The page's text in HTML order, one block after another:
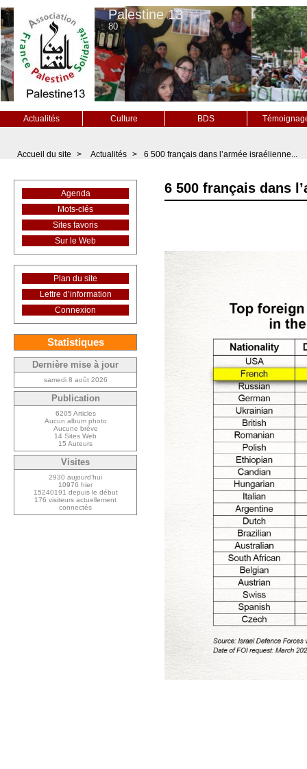
Palestine 13
80
Actualités Culture BDS
Accueil du site > Actualités > 6 500 français dans l’armée israélienne...
6 500 français dans
Agenda
Mots-clés
Sites favoris
Sur le Web
Plan du site
Lettre d’information
Connexion
Statistiques
Dernière mise à jour
samedi 8 août 2026
Publication
6205 Articles
Aucun album photo
Aucune brève
14 Sites Web
15 Auteurs
Visites
2930 aujourd’hui
10976 hier
15240191 depuis le début
176 visiteurs actuellement
connectés